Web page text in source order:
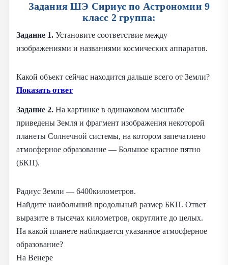
Задания ШЭ Сириус по Астрономии 9
класс 2 группа:
Задание 1. Установите соответствие между
изображениями и названиями космических аппаратов.
Какой объект сейчас находится дальше всего от Земли?
Показать ответ
Задание 2. На картинке в одинаковом масштабе
приведены Земля и фрагмент изображения некоторой
планеты Солнечной системы, на котором запечатлено
атмосферное образование — Большое красное пятно
(БКП).
Радиус Земли — 6400километров.
Найдите наибольший продольный размер БКП. Ответ
выразите в тысячах километров, округлите до целых.
На какой планете наблюдается указанное атмосферное
образование?
На Венере